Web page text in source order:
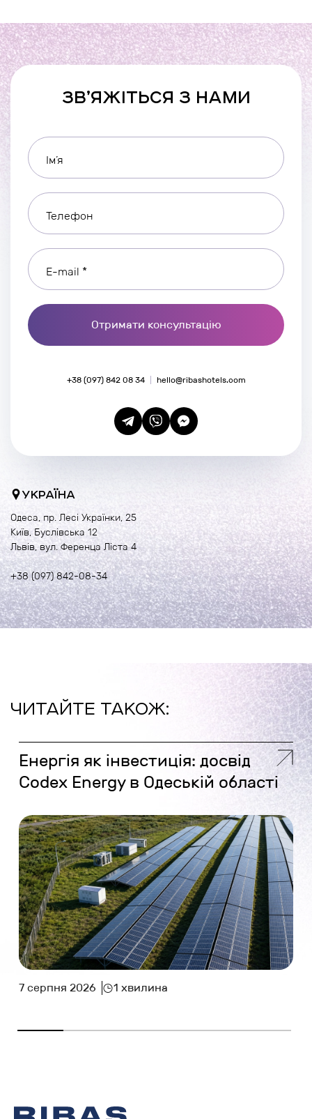
ЗВ’ЯЖІТЬСЯ З НАМИ
Ім’я
Телефон
E-mail *
Отримати консультацію
+38 (097) 842 08 34 hello@ribashotels.com
УКРАЇНА
Одеса, пр. Лесі Українки, 25
Київ, Буслівська 12
Львів, вул. Ференца Ліста 4
+38 (097) 842-08-34
ЧИТАЙТЕ ТАКОЖ:
Енергія як інвестиція: досвід
Codex Energy в Одеській області
7 серпня 2026 1 хвилина